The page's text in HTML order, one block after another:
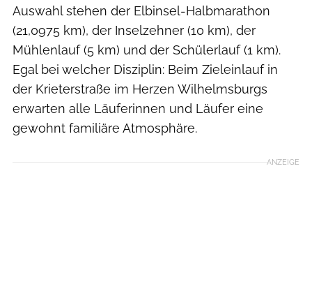
Auswahl stehen der Elbinsel-Halbmarathon
(21,0975 km), der Inselzehner (10 km), der
Mühlenlauf (5 km) und der Schülerlauf (1 km).
Egal bei welcher Disziplin: Beim Zieleinlauf in
der Krieterstraße im Herzen Wilhelmsburgs
erwarten alle Läuferinnen und Läufer eine
gewohnt familiäre Atmosphäre.
ANZEIGE